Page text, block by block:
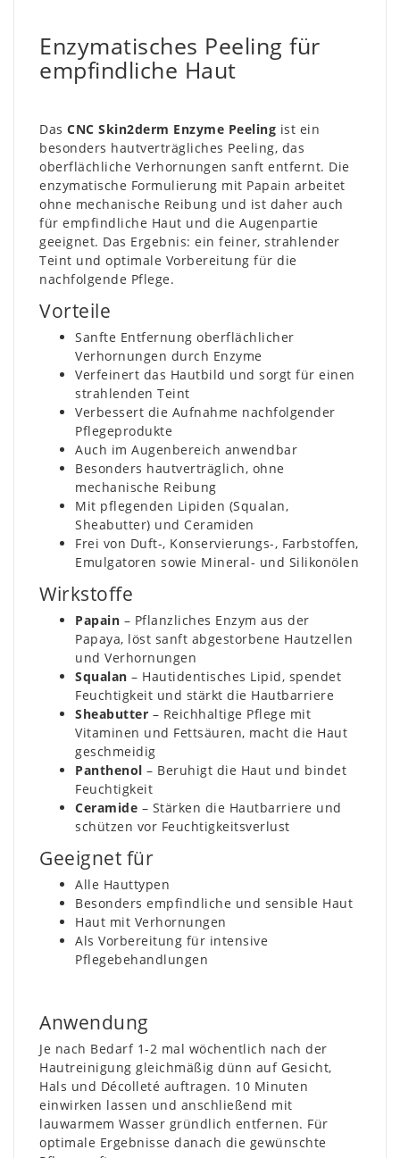
Enzymatisches Peeling für
empfindliche Haut
Das CNC Skin2derm Enzyme Peeling ist ein
besonders hautverträgliches Peeling, das
oberflächliche Verhornungen sanft entfernt. Die
enzymatische Formulierung mit Papain arbeitet
ohne mechanische Reibung und ist daher auch
für empfindliche Haut und die Augenpartie
geeignet. Das Ergebnis: ein feiner, strahlender
Teint und optimale Vorbereitung für die
nachfolgende Pflege.
Vorteile
Sanfte Entfernung oberflächlicher
Verhornungen durch Enzyme
Verfeinert das Hautbild und sorgt für einen
strahlenden Teint
Verbessert die Aufnahme nachfolgender
Pflegeprodukte
Auch im Augenbereich anwendbar
Besonders hautverträglich, ohne
mechanische Reibung
Mit pflegenden Lipiden (Squalan,
Sheabutter) und Ceramiden
Frei von Duft-, Konservierungs-, Farbstoffen,
Emulgatoren sowie Mineral- und Silikonölen
Wirkstoffe
Papain – Pflanzliches Enzym aus der
Papaya, löst sanft abgestorbene Hautzellen
und Verhornungen
Squalan – Hautidentisches Lipid, spendet
Feuchtigkeit und stärkt die Hautbarriere
Sheabutter – Reichhaltige Pflege mit
Vitaminen und Fettsäuren, macht die Haut
geschmeidig
Panthenol – Beruhigt die Haut und bindet
Feuchtigkeit
Ceramide – Stärken die Hautbarriere und
schützen vor Feuchtigkeitsverlust
Geeignet für
Alle Hauttypen
Besonders empfindliche und sensible Haut
Haut mit Verhornungen
Als Vorbereitung für intensive
Pflegebehandlungen
Anwendung
Je nach Bedarf 1-2 mal wöchentlich nach der
Hautreinigung gleichmäßig dünn auf Gesicht,
Hals und Décolleté auftragen. 10 Minuten
einwirken lassen und anschließend mit
lauwarmem Wasser gründlich entfernen. Für
optimale Ergebnisse danach die gewünschte